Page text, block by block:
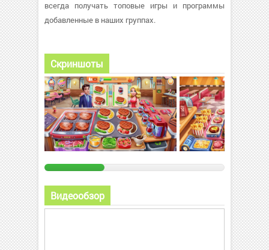
всегда получать топовые игры и программы
добавленные в наших группах.
Скриншоты
Видеообзор